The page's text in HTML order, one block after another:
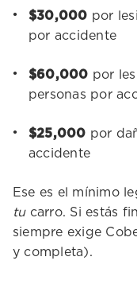
$30,000 por
por accidente
$60,000 por
personas por
$25,000 por
accidente
Ese es el mínimo
tucarro. Si estás
siempre exige
y completa).